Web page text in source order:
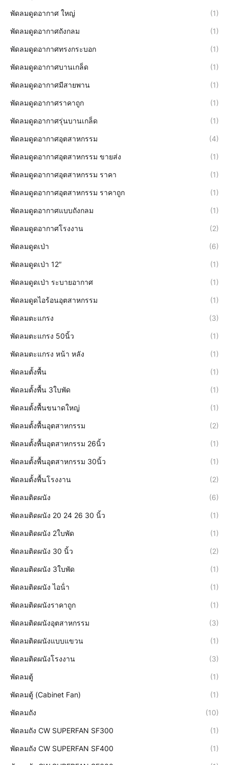
พัดลมดูดอากาศ ใหญ่ (1)
พัดลมดูดอากาศถังกลม (1)
พัดลมดูดอากาศทรงกระบอก (1)
พัดลมดูดอากาศบานเกล็ด (1)
พัดลมดูดอากาศมีสายพาน (1)
พัดลมดูดอากาศราคาถูก (1)
พัดลมดูดอากาศรุ่นบานเกล็ด (1)
พัดลมดูดอากาศอุตสาหกรรม (4)
พัดลมดูดอากาศอุตสาหกรรม ขายส่ง (1)
พัดลมดูดอากาศอุตสาหกรรม ราคา (1)
พัดลมดูดอากาศอุตสาหกรรม ราคาถูก (1)
พัดลมดูดอากาศแบบถังกลม (1)
พัดลมดูดอากาศโรงงาน (2)
พัดลมดูดเป่า (6)
พัดลมดูดเป่า 12″ (1)
พัดลมดูดเป่า ระบายอากาศ (1)
พัดลมดูดไอร้อนอุตสาหกรรม (1)
พัดลมตะแกรง (3)
พัดลมตะแกรง 50นิ้ว (1)
พัดลมตะแกรง หน้า หลัง (1)
พัดลมตั้งพื้น (1)
พัดลมตั้งพื้น 3ใบพัด (1)
พัดลมตั้งพื้นขนาดใหญ่ (1)
พัดลมตั้งพื้นอุตสาหกรรม (2)
พัดลมตั้งพื้นอุตสาหกรรม 26นิ้ว (1)
พัดลมตั้งพื้นอุตสาหกรรม 30นิ้ว (1)
พัดลมตั้งพื้นโรงงาน (2)
พัดลมติดผนัง (6)
พัดลมติดผนัง 20 24 26 30 นิ้ว (1)
พัดลมติดผนัง 2ใบพัด (1)
พัดลมติดผนัง 30 นิ้ว (2)
พัดลมติดผนัง 3ใบพัด (1)
พัดลมติดผนัง ไอน้ํา (1)
พัดลมติดผนังราคาถูก (1)
พัดลมติดผนังอุตสาหกรรม (3)
พัดลมติดผนังแบบแขวน (1)
พัดลมติดผนังโรงงาน (3)
พัดลมตู้ (1)
พัดลมตู้ (Cabinet Fan) (1)
พัดลมถัง (10)
พัดลมถัง CW SUPERFAN SF300 (1)
พัดลมถัง CW SUPERFAN SF400 (1)